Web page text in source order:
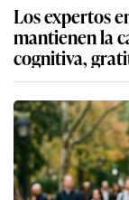
Los expertos
mantienen la
cognitiva,